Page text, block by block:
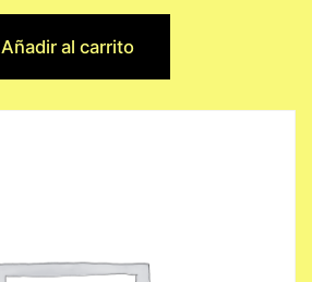
Añadir al carrito